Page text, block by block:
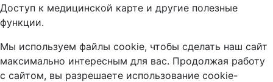
Доступ к медицинской карте и другие полезные
функции.
Мы используем файлы cookie, чтобы сделать наш сайт
максимально интересным для вас. Продолжая работу
с сайтом, вы разрешаете использование cookie-